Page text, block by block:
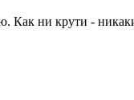
Как ни крути -